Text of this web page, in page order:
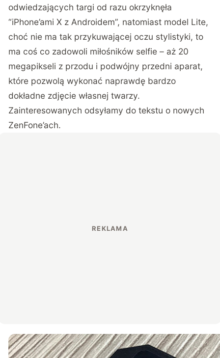
odwiedzających targi od razu okrzyknęła
“iPhone’ami X z Androidem”, natomiast model Lite,
choć nie ma tak przykuwającej oczu stylistyki, to
ma coś co zadowoli miłośników selfie – aż 20
megapikseli z przodu i podwójny przedni aparat,
które pozwolą wykonać naprawdę bardzo
dokładne zdjęcie własnej twarzy.
Zainteresowanych odsyłamy do tekstu o nowych
ZenFone’ach.